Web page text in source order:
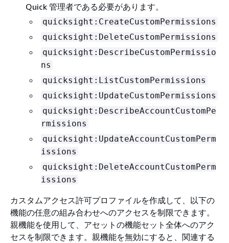
Quick 管理者である必要があります。
quicksight:CreateCustomPermissions
quicksight:DeleteCustomPermissions
quicksight:DescribeCustomPermissio
ns
quicksight:ListCustomPermissions
quicksight:UpdateCustomPermissions
quicksight:DescribeAccountCustomPe
rmissions
quicksight:UpdateAccountCustomPerm
issions
quicksight:DeleteAccountCustomPerm
issions
カスタムアクセス許可プロファイルを作成して、以下の
機能の任意の組み合わせへのアクセスを制限できます。
親機能を使用して、アセットの機能セット全体へのアク
セスを制限できます。親機能を無効にすると、関連する